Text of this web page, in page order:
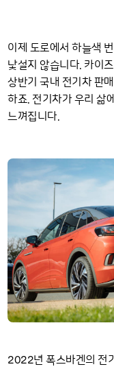
이제 도로에서 하늘색
낯설지 않습니다. 카이
상반기 국내 전기차 판
하죠. 전기차가 우리 삶
느껴집니다.
2022년 폭스바겐의 전기